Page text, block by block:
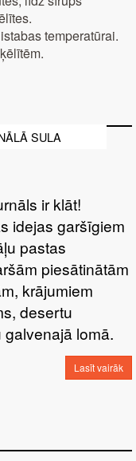
temperatūrai.
SULA
ir klāt!
idejas garšīgiem
pastas
piesātinātām
krājumiem
desertu
lomā.
Lasīt vairāk